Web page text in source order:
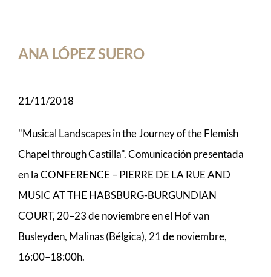
ANA LÓPEZ SUERO
21/11/2018
"Musical Landscapes in the Journey of the Flemish
Chapel through Castilla". Comunicación presentada
en la CONFERENCE – PIERRE DE LA RUE AND
MUSIC AT THE HABSBURG-BURGUNDIAN
COURT, 20–23 de noviembre en el Hof van
Busleyden, Malinas (Bélgica), 21 de noviembre,
16:00–18:00h.